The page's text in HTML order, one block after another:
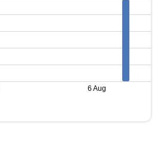
6 Aug